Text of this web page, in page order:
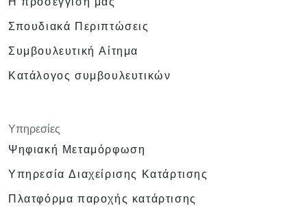
Σπουδιακά Περιπτώσεις
Συμβουλευτική Αίτημα
Κατάλογος συμβουλευτικών
Υπηρεσίες
Ψηφιακή Μεταμόρφωση
Υπηρεσία Διαχείρισης Κατάρτισης
Πλατφόρμα παροχής κατάρτισης